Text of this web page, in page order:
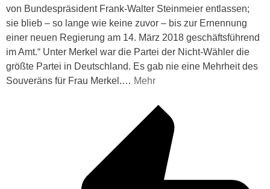
von Bundespräsident Frank-Walter Steinmeier entlassen;
sie blieb – so lange wie keine zuvor – bis zur Ernennung
einer neuen Regierung am 14. März 2018 geschäftsführend
im Amt.“ Unter Merkel war die Partei der Nicht-Wähler die
größte Partei in Deutschland. Es gab nie eine Mehrheit des
Souveräns für Frau Merkel.… Mehr